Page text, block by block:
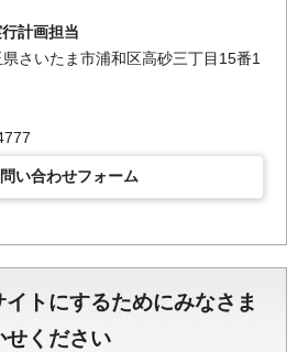
計画担当
さいたま市浦和区高砂三丁目15番1
い合わせフォーム
トにするためにみなさま
せください